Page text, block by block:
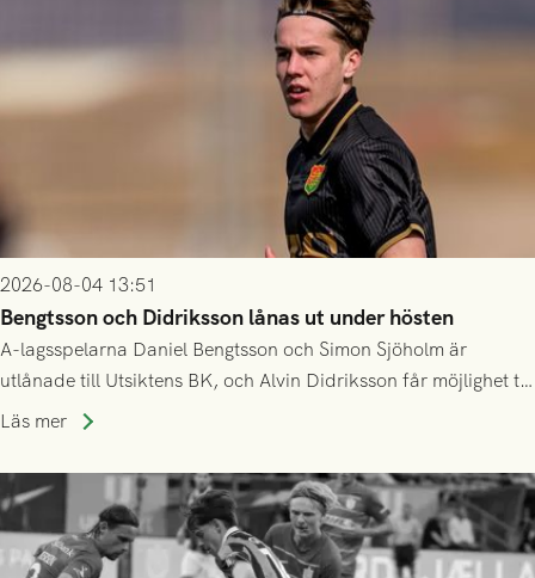
2026-08-04 13:51
Bengtsson och Didriksson lånas ut under hösten
A-lagsspelarna Daniel Bengtsson och Simon Sjöholm är
utlånade till Utsiktens BK, och Alvin Didriksson får möjlighet till
speltid i Hestrafors genom föreningssamarbete.
Läs mer